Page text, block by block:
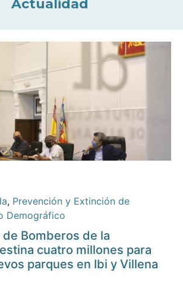
Actualidad
, Prevención y Extinción de
Demográfico
Bomberos de la
cuatro millones para
parques en Ibi y Villena